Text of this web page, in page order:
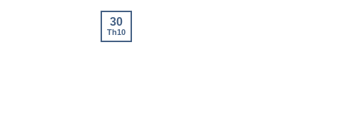
30
Th10